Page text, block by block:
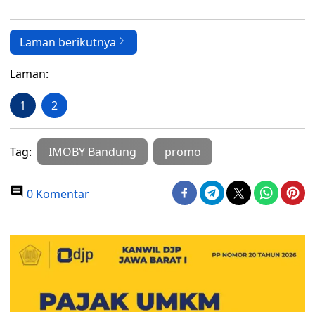
Laman berikutnya
Laman:
1 2
Tag: IMOBY Bandung promo
0 Komentar